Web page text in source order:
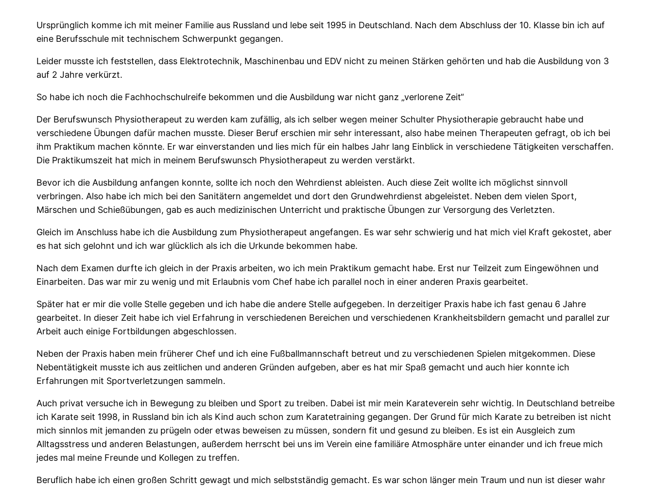
Ursprünglich komme ich mit meiner Familie aus Russland und lebe seit 1995 in Deutschland. Nach dem Abschluss der 10. Klasse bin ich auf
eine Berufsschule mit technischem Schwerpunkt gegangen.
Leider musste ich feststellen, dass Elektrotechnik, Maschinenbau und EDV nicht zu meinen Stärken gehörten und hab die Ausbildung von 3
auf 2 Jahre verkürzt.
So habe ich noch die Fachhochschulreife bekommen und die Ausbildung war nicht ganz „verlorene Zeit“
Der Berufswunsch Physiotherapeut zu werden kam zufällig, als ich selber wegen meiner Schulter Physiotherapie gebraucht habe und
verschiedene Übungen dafür machen musste. Dieser Beruf erschien mir sehr interessant, also habe meinen Therapeuten gefragt, ob ich bei
ihm Praktikum machen könnte. Er war einverstanden und lies mich für ein halbes Jahr lang Einblick in verschiedene Tätigkeiten verschaffen.
Die Praktikumszeit hat mich in meinem Berufswunsch Physiotherapeut zu werden verstärkt.
Bevor ich die Ausbildung anfangen konnte, sollte ich noch den Wehrdienst ableisten. Auch diese Zeit wollte ich möglichst sinnvoll
verbringen. Also habe ich mich bei den Sanitätern angemeldet und dort den Grundwehrdienst abgeleistet. Neben dem vielen Sport,
Märschen und Schießübungen, gab es auch medizinischen Unterricht und praktische Übungen zur Versorgung des Verletzten.
Gleich im Anschluss habe ich die Ausbildung zum Physiotherapeut angefangen. Es war sehr schwierig und hat mich viel Kraft gekostet, aber
es hat sich gelohnt und ich war glücklich als ich die Urkunde bekommen habe.
Nach dem Examen durfte ich gleich in der Praxis arbeiten, wo ich mein Praktikum gemacht habe. Erst nur Teilzeit zum Eingewöhnen und
Einarbeiten. Das war mir zu wenig und mit Erlaubnis vom Chef habe ich parallel noch in einer anderen Praxis gearbeitet.
Später hat er mir die volle Stelle gegeben und ich habe die andere Stelle aufgegeben. In derzeitiger Praxis habe ich fast genau 6 Jahre
gearbeitet. In dieser Zeit habe ich viel Erfahrung in verschiedenen Bereichen und verschiedenen Krankheitsbildern gemacht und parallel zur
Arbeit auch einige Fortbildungen abgeschlossen.
Neben der Praxis haben mein früherer Chef und ich eine Fußballmannschaft betreut und zu verschiedenen Spielen mitgekommen. Diese
Nebentätigkeit musste ich aus zeitlichen und anderen Gründen aufgeben, aber es hat mir Spaß gemacht und auch hier konnte ich
Erfahrungen mit Sportverletzungen sammeln.
Auch privat versuche ich in Bewegung zu bleiben und Sport zu treiben. Dabei ist mir mein Karateverein sehr wichtig. In Deutschland betreibe
ich Karate seit 1998, in Russland bin ich als Kind auch schon zum Karatetraining gegangen. Der Grund für mich Karate zu betreiben ist nicht
mich sinnlos mit jemanden zu prügeln oder etwas beweisen zu müssen, sondern fit und gesund zu bleiben. Es ist ein Ausgleich zum
Alltagsstress und anderen Belastungen, außerdem herrscht bei uns im Verein eine familiäre Atmosphäre unter einander und ich freue mich
jedes mal meine Freunde und Kollegen zu treffen.
Beruflich habe ich einen großen Schritt gewagt und mich selbstständig gemacht. Es war schon länger mein Traum und nun ist dieser wahr